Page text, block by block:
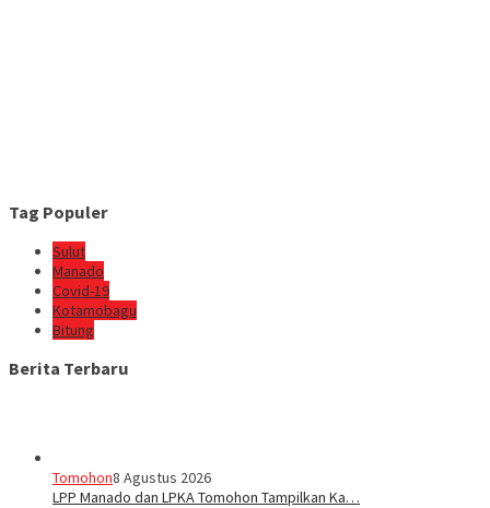
Tag Populer
Sulut
Manado
Covid-19
Kotamobagu
Bitung
Berita Terbaru
Tomohon8 Agustus 2026
LPP Manado dan LPKA Tomohon Tampilkan Ka…